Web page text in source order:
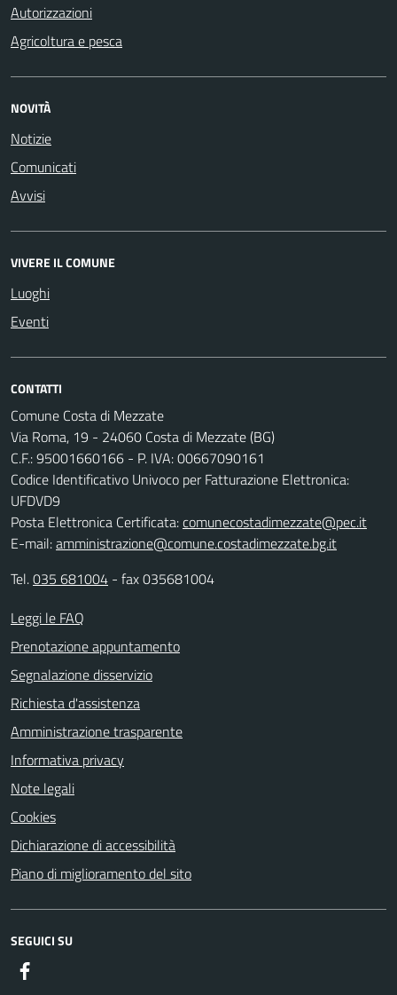
Autorizzazioni
Agricoltura e pesca
NOVITÀ
Notizie
Comunicati
Avvisi
VIVERE IL COMUNE
Luoghi
Eventi
CONTATTI
Comune Costa di Mezzate
Via Roma, 19 - 24060 Costa di Mezzate (BG)
C.F.: 95001660166 - P. IVA: 00667090161
Codice Identificativo Univoco per Fatturazione Elettronica:
UFDVD9
Posta Elettronica Certificata:comunecostadimezzate@pec.it
E-mail:amministrazione@comune.costadimezzate.bg.it
Tel.035 681004 - fax 035681004
Leggi le FAQ
Prenotazione appuntamento
Segnalazione disservizio
Richiesta d'assistenza
Amministrazione trasparente
Informativa privacy
Note legali
Cookies
Dichiarazione di accessibilità
Piano di miglioramento del sito
SEGUICI SU